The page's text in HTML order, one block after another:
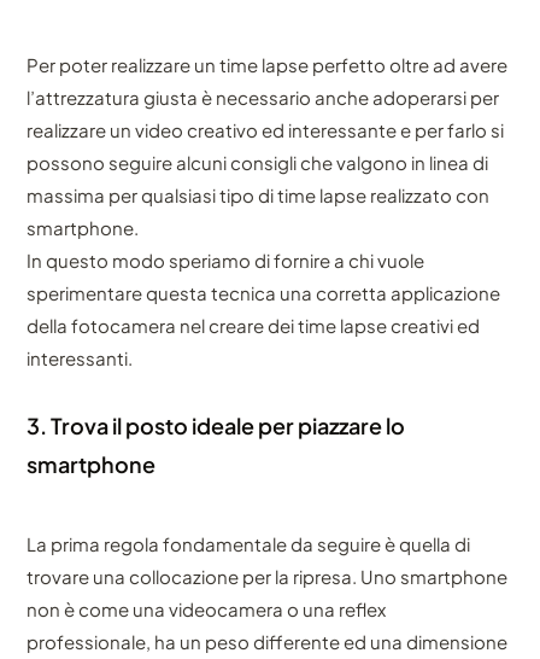
Per poter realizzare un time lapse perfetto oltre ad avere
l’attrezzatura giusta è necessario anche adoperarsi per
realizzare un video creativo ed interessante e per farlo si
possono seguire alcuni consigli che valgono in linea di
massima per qualsiasi tipo di time lapse realizzato con
smartphone.
In questo modo speriamo di fornire a chi vuole
sperimentare questa tecnica una corretta applicazione
della fotocamera nel creare dei time lapse creativi ed
interessanti.
3. Trova il posto ideale per piazzare lo
smartphone
La prima regola fondamentale da seguire è quella di
trovare una collocazione per la ripresa. Uno smartphone
non è come una videocamera o una reflex
professionale, ha un peso differente ed una dimensione